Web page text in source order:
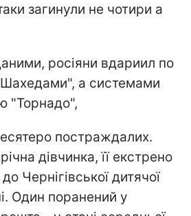
загинули не чотири а
росіяни вдариил по
а системами
"Торнадо",
постраждалих.
дівчинка, її екстрено
Чернігівської дитячої
Один поранений у